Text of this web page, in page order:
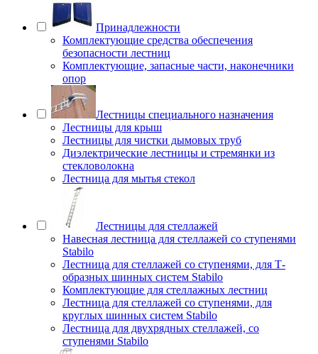
Принадлежности
Комплектующие средства обеспечения
безопасности лестниц
Комплектующие, запасные части, наконечники
опор
Лестницы специального назначения
Лестницы для крыш
Лестницы для чистки дымовых труб
Диэлектрические лестницы и стремянки из
стекловолокна
Лестница для мытья стекол
Лестницы для стеллажей
Навесная лестница для стеллажей со ступенями
Stabilo
Лестница для стеллажей со ступенями, для Т-
образных шинных систем Stabilo
Комплектующие для стеллажных лестниц
Лестница для стеллажей со ступенями, для
круглых шинных систем Stabilo
Лестница для двухрядных стеллажей, со
ступенями Stabilo